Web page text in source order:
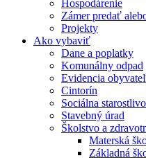
Hospodárenie
Zámer predať
Projekty
Ako vybaviť
Dane a poplatky
Komunálny odpad
Evidencia
Cintorín
Sociálna
Stavebný úrad
Školstvo a
Materská
Základná